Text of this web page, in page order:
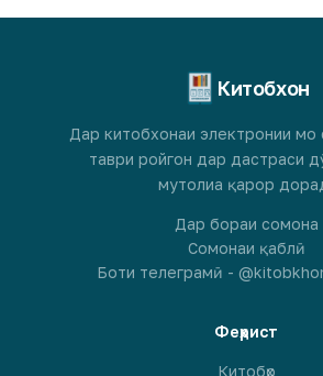
Китобхон
Дар китобхонаи электронии мо
таври ройгон дар дастраси
мутолиа қарор
Дар бораи сомона
Сомонаи қаблӣ
Боти телеграмӣ -
Феҳрист
Китобҳо